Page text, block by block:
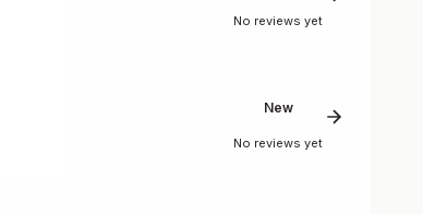
No reviews yet
New
No reviews yet